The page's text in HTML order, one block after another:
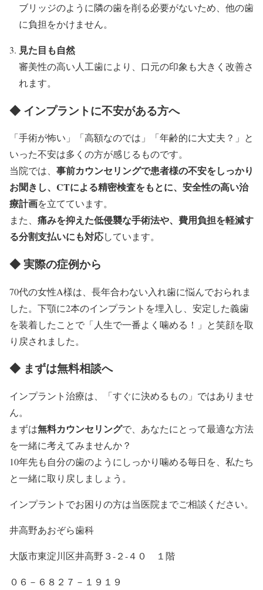
ブリッジのように隣の歯を削る必要がないため、他の歯
に負担をかけません。
見た目も自然
審美性の高い人工歯により、口元の印象も大きく改善さ
れます。
◆ インプラントに不安がある方へ
「手術が怖い」「高額なのでは」「年齢的に大丈夫？」と
いった不安は多くの方が感じるものです。
当院では、 事前カウンセリングで患者様の不安をしっかり
お聞きし、CTによる精密検査をもとに、安全性の高い治
療計画を立てています。
また、 痛みを抑えた低侵襲な手術法や、費用負担を軽減す
る分割支払いにも対応しています。
◆ 実際の症例から
70代の女性A様は、長年合わない入れ歯に悩んでおられま
した。下顎に2本のインプラントを埋入し、安定した義歯
を装着したことで「人生で一番よく噛める！」と笑顔を取
り戻されました。
◆ まずは無料相談へ
インプラント治療は、「すぐに決めるもの」ではありませ
ん。
まずは無料カウンセリングで、あなたにとって最適な方法
を一緒に考えてみませんか？
10年先も自分の歯のようにしっかり噛める毎日を、私たち
と一緒に取り戻しましょう。
インプラントでお困りの方は当医院までご相談ください。
井高野あおぞら歯科
大阪市東淀川区井高野３-２-４０ １階
０６－６８２７－１９１９